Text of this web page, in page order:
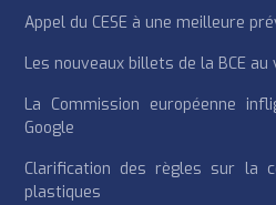
Appel du CESE à une meilleure
Les nouveaux billets de la BCE au
La Commission européenne
Google
Clarification des règles sur la
plastiques